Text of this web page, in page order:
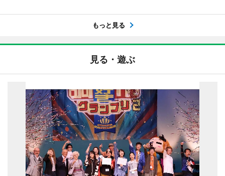
もっと見る
見る・遊ぶ